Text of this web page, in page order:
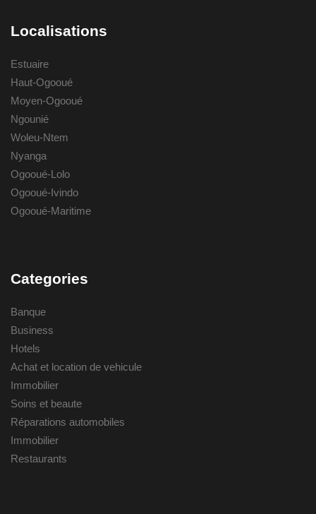
Localisations
Estuaire
Haut-Ogooué
Moyen-Ogooué
Ngounié
Woleu-Ntem
Nyanga
Ogooué-Lolo
Ogooué-Ivindo
Ogooué-Maritime
Categories
Banque
Business
Hotels
Achat et location de vehicule
Immobilier
Soins et beaute
Réparations automobiles
Immobilier
Restaurants